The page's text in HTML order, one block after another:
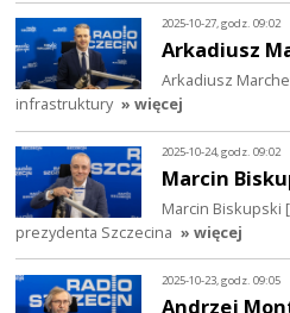
2025-10-27, godz. 09:02
Arkadiusz
Arkadiusz
infrastruktury » więcej
2025-10-24, godz. 09:02
Marcin
Marcin Biskupski
prezydenta Szczecina » więcej
2025-10-23, godz. 09:05
Andrzej